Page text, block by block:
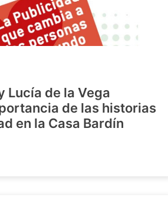
Lucía de la Vega
de las historias
en la Casa Bardín